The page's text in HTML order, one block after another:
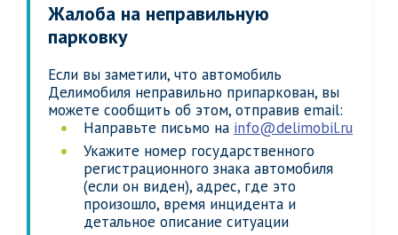
Жалоба на неправильную
парковку
Если вы заметили, что автомобиль
Делимобиля неправильно припаркован, вы
можете сообщить об этом, отправив email:
Направьте письмо на info@delimobil.ru
Укажите номер государственного
регистрационного знака автомобиля
(если он виден), адрес, где это
произошло, время инцидента и
детальное описание ситуации